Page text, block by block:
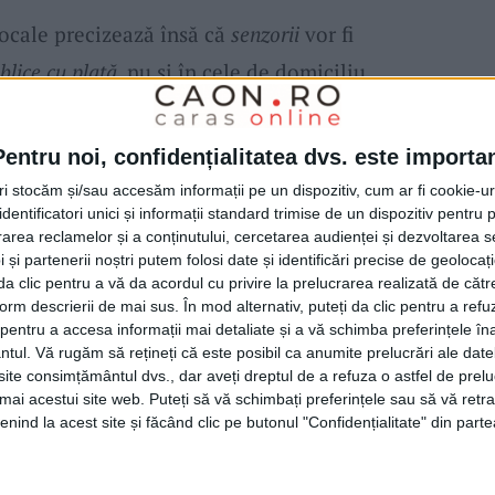
noi, confidențialitatea dvs. este
stocăm și/sau accesăm informații pe un dispozitiv, cum ar fi cookie-
unici și informații standard trimise de un dispozitiv pentru
reclamelor și a conținutului, cercetarea audienței și dezvoltarea
și partenerii noștri putem folosi date și identificări precise de
clic pentru a vă da acordul cu privire la prelucrarea realizată de
descrierii de mai sus. În mod alternativ, puteți da clic pentru a
a accesa informații mai detaliate și a vă schimba preferințele
Vă rugăm să rețineți că este posibil ca anumite prelucrări ale
consimțământul dvs., dar aveți dreptul de a refuza o astfel de
acestui site web. Puteți să vă schimbați preferințele sau să vă
la acest site și făcând clic pe butonul "Confidențialitate" din
precizează însă că senzoriivor fi
cu plată, nu și în cele de domiciliu,
în gestionarea locurilor
fi integrat într-oaplicație mobilă, astfel
locurilor înainte de a ajunge
un loc de parcare.
, noua tehnologie va elimina una dintre
conducătorilor auto, care reclamau că
parchează fără să aibă timp să efectueze
cazurile în care cineva parchează pe un
sunt parcați nici de un minut și nici nu au
special pentru a-i sancționa. Așa se